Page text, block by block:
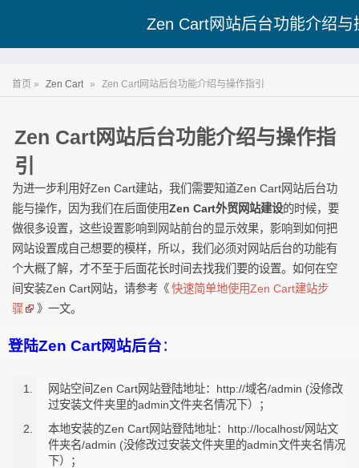
Zen Cart网站后台功能介绍与
首页 » Zen Cart » Zen Cart网站后台功能介绍与操作指引
Zen Cart网站后台功能介绍与操作指
引
为进一步利用好Zen Cart建站，我们需要知道Zen Cart网站后台功
能与操作，因为我们在后面使用Zen Cart外贸网站建设的时候，要
做很多设置，这些设置影响到网站前台的显示效果，影响到如何把
网站设置成自己想要的模样，所以，我们必须对网站后台的功能有
个大概了解，才不至于后面花长时间去找我们要的设置。如何在空
间安装Zen Cart网站，请参考《 快速简单地使用Zen Cart建站步
骤
》一文。
登陆Zen Cart网站后台：
网站空间Zen Cart网站登陆地址：http://域名/admin (没修改
过安装文件夹里的admin文件夹名情况下）；
本地安装的Zen Cart网站登陆地址：http://localhost/网站文
件夹名/admin (没修改过安装文件夹里的admin文件夹名情况
下）；